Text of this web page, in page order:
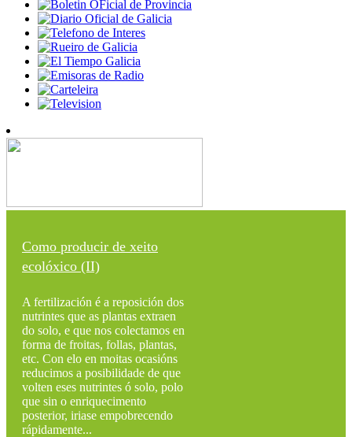
Como producir de xeito
ecolóxico (II)
A fertilización é a reposición dos
nutrintes que as plantas extraen
do solo, e que nos colectamos en
forma de froitas, follas, plantas,
etc. Con elo en moitas ocasións
reducimos a posibilidade de que
volten eses nutrintes ó solo, polo
que sin o enriquecimento
posterior, iriase empobrecendo
rápidamente...